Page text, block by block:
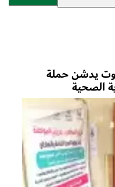
يدشن حملة
الصحية